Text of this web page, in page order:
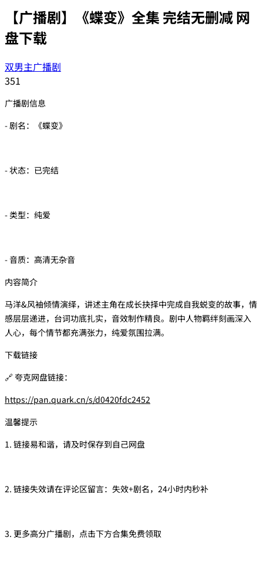
【广播剧】《蝶变》全集 完结无删减 网
盘下载
双男主广播剧
351
广播剧信息
- 剧名：《蝶变》
- 状态：已完结
- 类型：纯爱
- 音质：高清无杂音
内容简介
马洋&风袖倾情演绎，讲述主角在成长抉择中完成自我蜕变的故事，情
感层层递进，台词功底扎实，音效制作精良。剧中人物羁绊刻画深入
人心，每个情节都充满张力，纯爱氛围拉满。
下载链接
🔗 夸克网盘链接：
https://pan.quark.cn/s/d0420fdc2452
温馨提示
1. 链接易和谐，请及时保存到自己网盘
2. 链接失效请在评论区留言：失效+剧名，24小时内秒补
3. 更多高分广播剧，点击下方合集免费领取